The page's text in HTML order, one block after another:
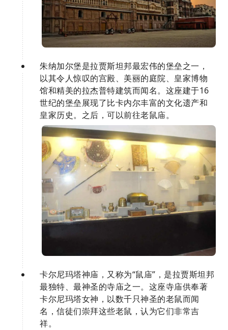
朱纳加尔堡是拉贾斯坦邦最宏伟的堡垒之一，
以其令人惊叹的宫殿、美丽的庭院、皇家博物
馆和精美的拉杰普特建筑而闻名。这座建于16
世纪的堡垒展现了比卡内尔丰富的文化遗产和
皇家历史。之后，可以前往老鼠庙。
卡尔尼玛塔神庙，又称为“鼠庙”，是拉贾斯坦邦
最独特、最神圣的寺庙之一。这座寺庙供奉著
卡尔尼玛塔女神，以数千只神圣的老鼠而闻
名，信徒们崇拜这些老鼠，认为它们非常吉
祥。